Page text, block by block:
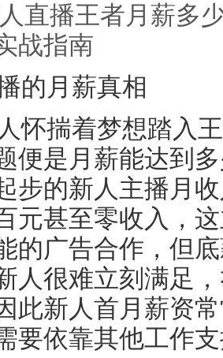
直播王者月薪多
战指南
的月薪真相
怀揣着梦想踏入
便是月薪能达到
步的新人主播月
元甚至零收入，
的广告合作，但
人很难立刻满足
此新人首月薪资
要依靠其他工作